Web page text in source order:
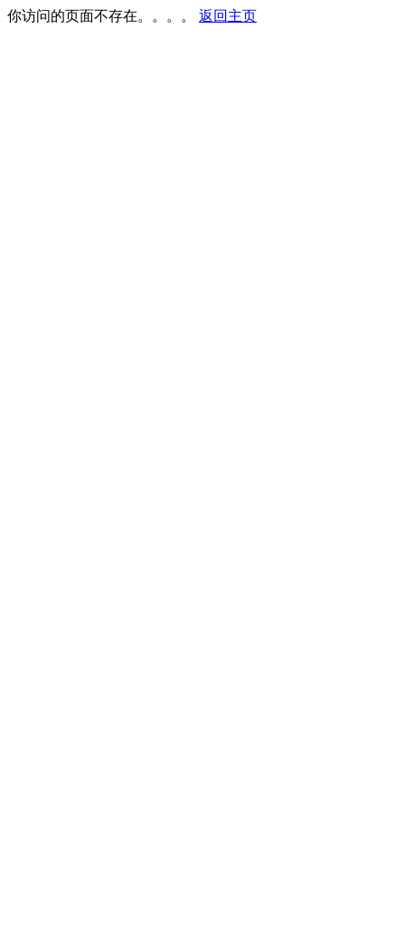
你访问的页面不存在。。。。 返回主页